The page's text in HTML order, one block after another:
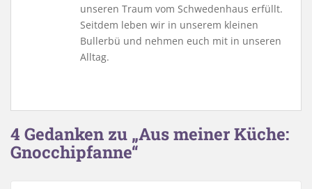
unseren Traum vom Schwedenhaus erfüllt.
Seitdem leben wir in unserem kleinen
Bullerbü und nehmen euch mit in unseren
Alltag.
4 Gedanken zu „Aus meiner Küche:
Gnocchipfanne“